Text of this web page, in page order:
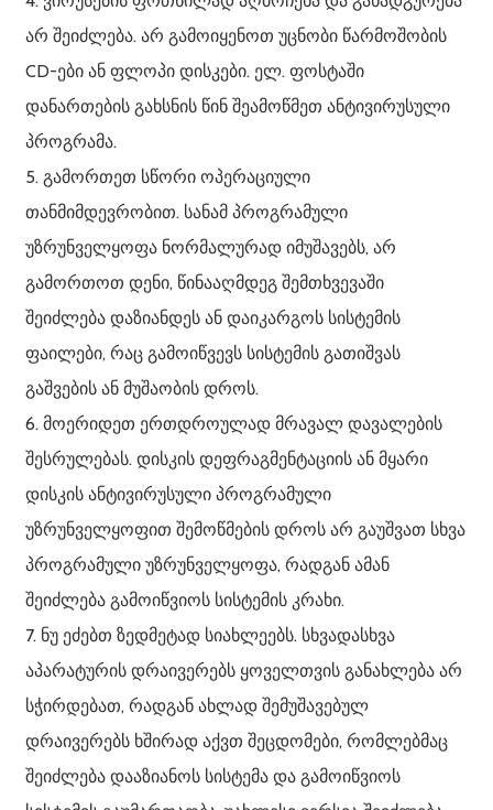
არ შეიძლება. არ გამოიყენოთ უცნობი წარმოშობის
CD-ები ან ფლოპი დისკები. ელ. ფოსტაში
დანართების გახსნის წინ შეამოწმეთ ანტივირუსული
პროგრამა.
5. გამორთეთ სწორი ოპერაციული
თანმიმდევრობით. სანამ პროგრამული
უზრუნველყოფა ნორმალურად იმუშავებს, არ
გამორთოთ დენი, წინააღმდეგ შემთხვევაში
შეიძლება დაზიანდეს ან დაიკარგოს სისტემის
ფაილები, რაც გამოიწვევს სისტემის გათიშვას
გაშვების ან მუშაობის დროს.
6. მოერიდეთ ერთდროულად მრავალ დავალების
შესრულებას. დისკის დეფრაგმენტაციის ან მყარი
დისკის ანტივირუსული პროგრამული
უზრუნველყოფით შემოწმების დროს არ გაუშვათ სხვა
პროგრამული უზრუნველყოფა, რადგან ამან
შეიძლება გამოიწვიოს სისტემის კრახი.
7. ნუ ეძებთ ზედმეტად სიახლეებს. სხვადასხვა
აპარატურის დრაივერებს ყოველთვის განახლება არ
სჭირდებათ, რადგან ახლად შემუშავებულ
დრაივერებს ხშირად აქვთ შეცდომები, რომლებმაც
შეიძლება დააზიანოს სისტემა და გამოიწვიოს